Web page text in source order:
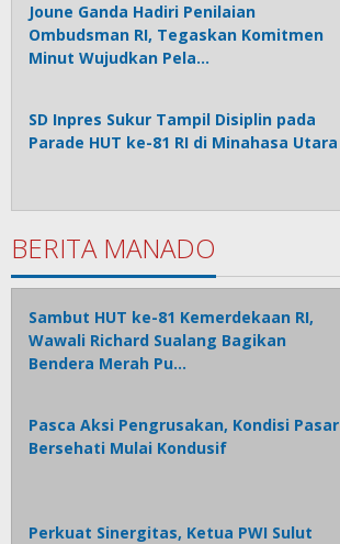
Joune Ganda Hadiri Penilaian
Ombudsman RI, Tegaskan Komitmen
Minut Wujudkan Pela…
SD Inpres Sukur Tampil Disiplin pada
Parade HUT ke-81 RI di Minahasa Utara
BERITA MANADO
Sambut HUT ke-81 Kemerdekaan RI,
Wawali Richard Sualang Bagikan
Bendera Merah Pu…
Pasca Aksi Pengrusakan, Kondisi Pasar
Bersehati Mulai Kondusif
Perkuat Sinergitas, Ketua PWI Sulut